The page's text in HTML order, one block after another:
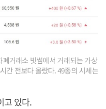
거래소 빗썸에서 거래되는 가상
간 전보다 올랐다. 49종의 시세는
고 있다.